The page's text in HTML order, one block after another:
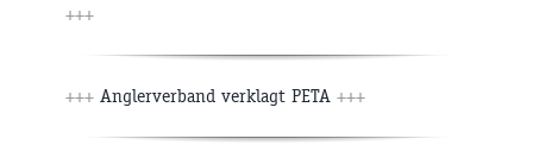
+++
+++ Anglerverband verklagt PETA +++